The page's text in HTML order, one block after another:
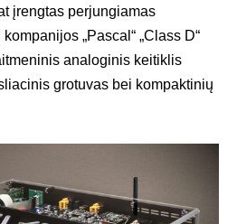
įrengtas perjungiamas
„Pascal“ „Class D“
analoginis keitiklis
grotuvas bei kompaktinių